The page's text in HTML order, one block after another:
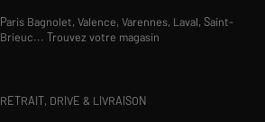
Paris Bagnolet,Valence,Varennes, Laval,Saint-
Brieuc...Trouvez votre magasin
RETRAIT, DRIVE & LIVRAISON